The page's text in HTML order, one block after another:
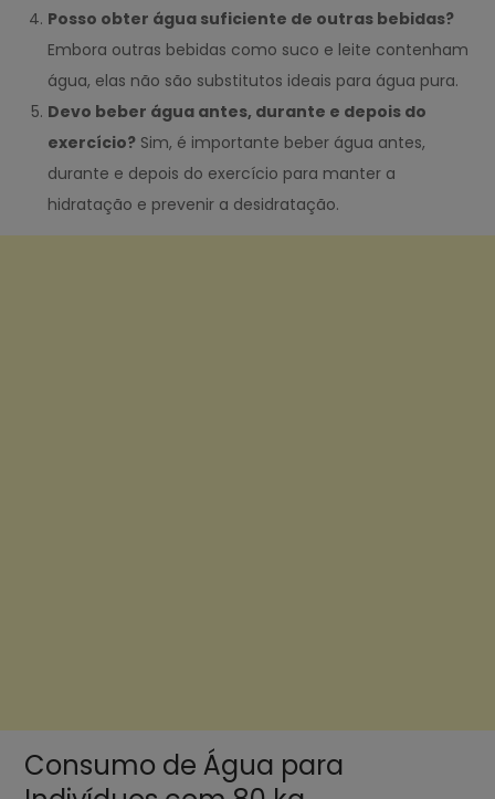
Posso obter água suficiente de outras bebidas?
Embora outras bebidas como suco e leite contenham
água, elas não são substitutos ideais para água pura.
Devo beber água antes, durante e depois do
exercício? Sim, é importante beber água antes,
durante e depois do exercício para manter a
hidratação e prevenir a desidratação.
Consumo de Água para